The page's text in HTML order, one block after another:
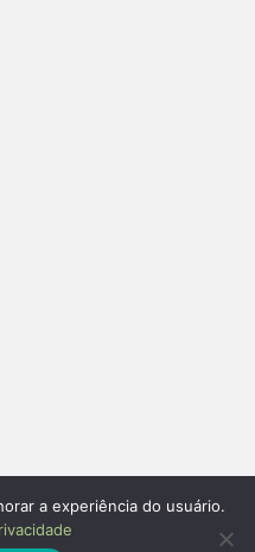
a experiência do usuário.